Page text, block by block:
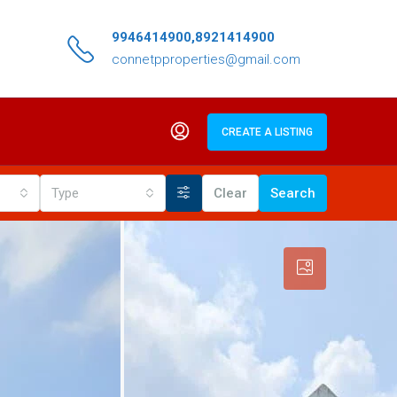
9946414900,8921414900
connetpproperties@gmail.com
CREATE A LISTING
Type Clear Search